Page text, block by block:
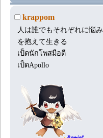
krappom
人は誰でもそれぞれに悩み
を抱えて生きる
เป็ดนักโพสมือดี
เป็ดApollo